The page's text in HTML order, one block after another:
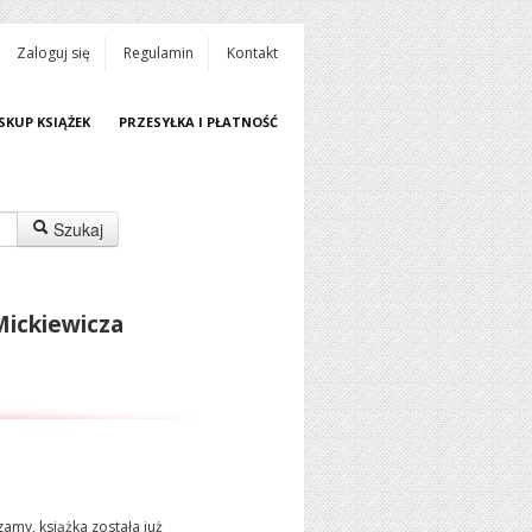
Zaloguj się Regulamin Kontakt
KSIĄŻEK PRZESYŁKA I PŁATNOŚĆ
Szukaj
książka została już